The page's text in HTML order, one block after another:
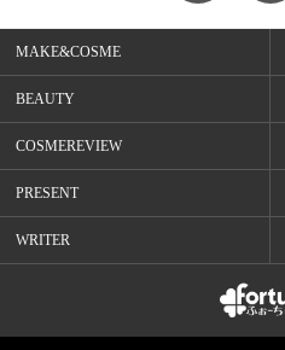
MAKE&COSME
BEAUTY
COSMEREVIEW
PRESENT
WRITER